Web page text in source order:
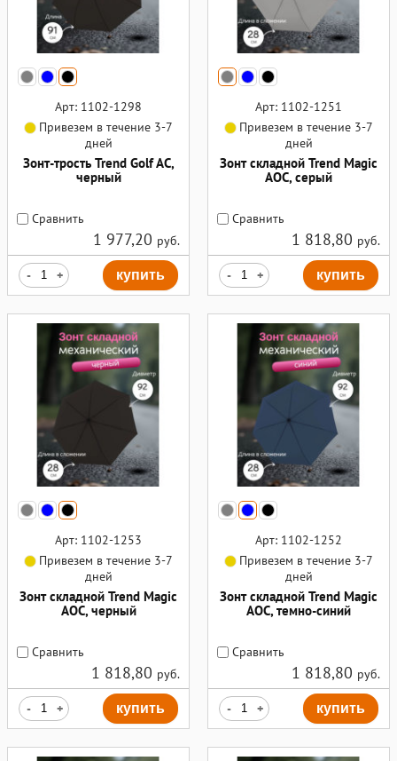
Арт: 1102-1298
Привезем в течение 3-7
дней
Зонт-трость Trend Golf AC,
черный
Сравнить
1 977,20 руб.
- + купить
Арт: 1102-1251
Привезем в течение 3-7
дней
Зонт складной Trend Magic
AOC, серый
Сравнить
1 818,80 руб.
- + купить
Арт: 1102-1253
Привезем в течение 3-7
дней
Зонт складной Trend Magic
AOC, черный
Сравнить
1 818,80 руб.
- + купить
Арт: 1102-1252
Привезем в течение 3-7
дней
Зонт складной Trend Magic
AOC, темно-синий
Сравнить
1 818,80 руб.
- + купить